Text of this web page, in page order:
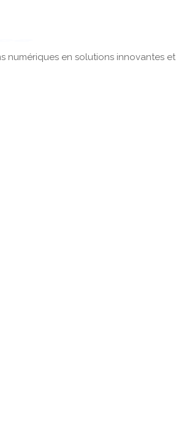
numériques en solutions innovantes et